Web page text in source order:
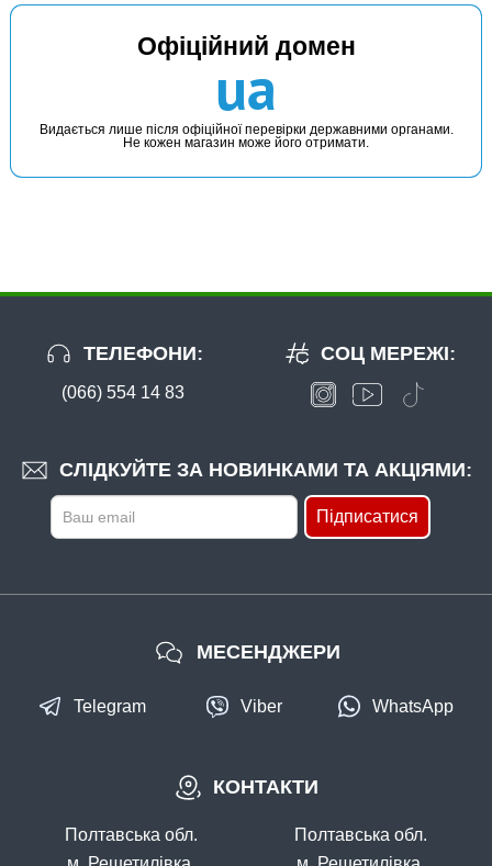
Офіційний домен
ua
Видається лише після офіційної перевірки державними органами.
Не кожен магазин може його отримати.
ТЕЛЕФОНИ:
(066) 554 14 83
СЛІДКУЙТЕ ЗА НОВИНКАМИ ТА АКЦІЯМИ:
Підписатися
СОЦ МЕРЕЖІ:
КОНТАКТИ
Полтавська обл.
Полтавська обл.
МЕСЕНДЖЕРИ
Telegram Viber WhatsApp